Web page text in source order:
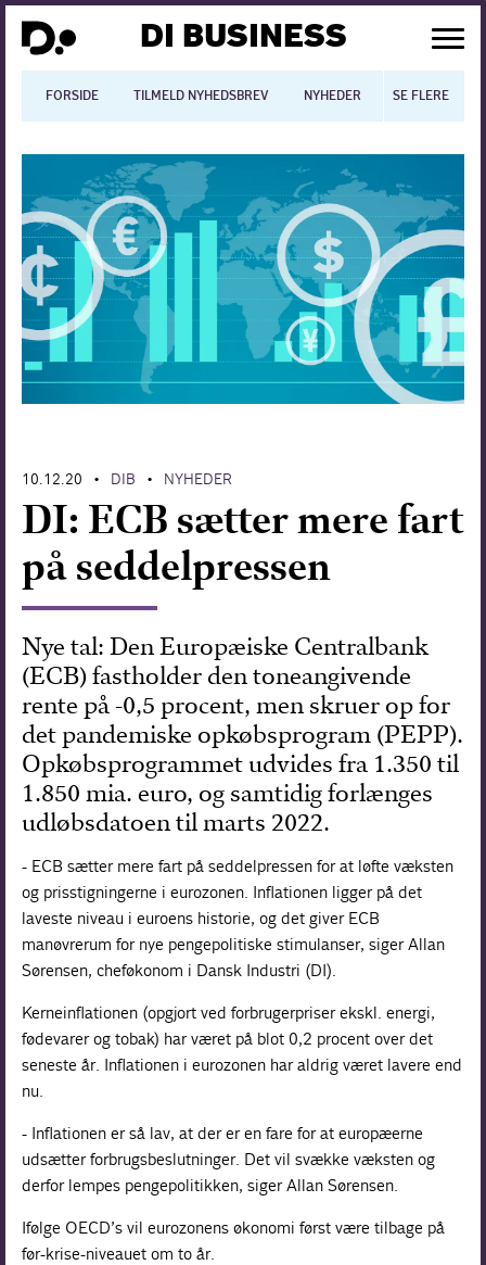
DI BUSINESS
FORSIDE TILMELD NYHEDSBREV NYHEDER BLOGS
SE FLERE
Dansk økonomi
Digitalisering
International økonomi
Arbejdsmiljø
Arbejdsmarkedet
Europapolitik
Forskning
10.12.20 • DIB • NYHEDER
DI: ECB sætter mere fart
på seddelpressen
Nye tal: Den Europæiske Centralbank
(ECB) fastholder den toneangivende
rente på -0,5 procent, men skruer op for
det pandemiske opkøbsprogram (PEPP).
Opkøbsprogrammet udvides fra 1.350 til
1.850 mia. euro, og samtidig forlænges
udløbsdatoen til marts 2022.
- ECB sætter mere fart på seddelpressen for at løfte væksten
og prisstigningerne i eurozonen. Inflationen ligger på det
laveste niveau i euroens historie, og det giver ECB
manøvrerum for nye pengepolitiske stimulanser, siger Allan
Sørensen, cheføkonom i Dansk Industri (DI).
Kerneinflationen (opgjort ved forbrugerpriser ekskl. energi,
fødevarer og tobak) har været på blot 0,2 procent over det
seneste år. Inflationen i eurozonen har aldrig været lavere end
nu.
- Inflationen er så lav, at der er en fare for at europæerne
udsætter forbrugsbeslutninger. Det vil svække væksten og
derfor lempes pengepolitikken, siger Allan Sørensen.
Ifølge OECD’s vil eurozonens økonomi først være tilbage på
før-krise-niveauet om to år.